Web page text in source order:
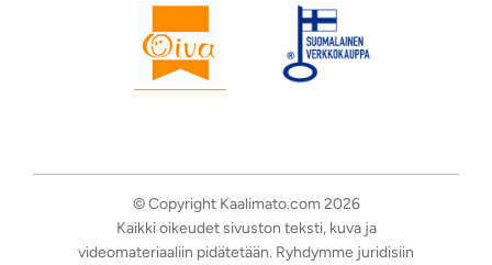
© Copyright Kaalimato.com 2026
Kaikki oikeudet sivuston teksti, kuva ja
videomateriaaliin pidätetään. Ryhdymme juridisiin